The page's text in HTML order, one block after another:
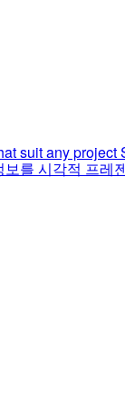
suit any project
보를 시각적 프레